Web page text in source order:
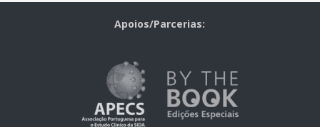
Apoios/Parcerias: